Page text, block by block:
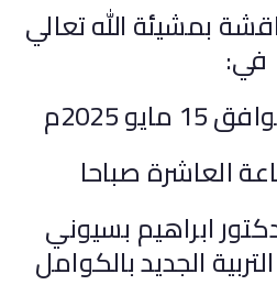
بمشيئة الله تعالي
في:
2025م
العاشرة صباحا
ابراهيم بسيوني
الجديد بالكوامل